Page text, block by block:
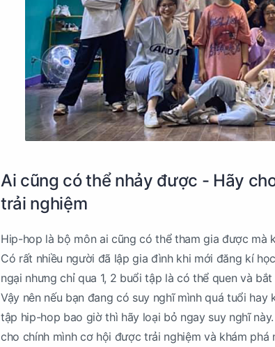
Ai cũng có thể nhảy được - Hãy
trải nghiệm
Hip-hop là bộ môn ai cũng có thể tham gia được mà
Có rất nhiều người đã lập gia đình khi mới đăng kí
ngại nhưng chỉ qua 1, 2 buổi tập là có thể quen và
Vậy nên nếu bạn đang có suy nghĩ mình quá tuổi
tập hip-hop bao giờ thì hãy loại bỏ ngay suy nghĩ
cho chính mình cơ hội được trải nghiệm và khám phá